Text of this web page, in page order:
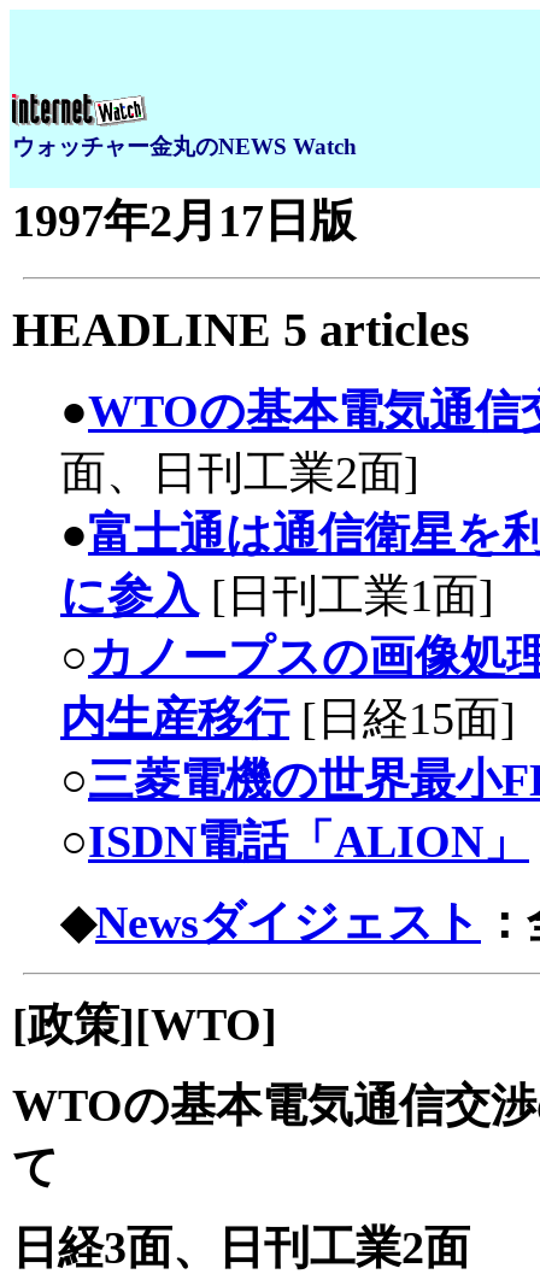
ウォッチャー金丸のNEWS Watch
1997年2月17日版
HEADLINE 5 articles
●WTOの基本電気通信
面、日刊工業2面]
●富士通は通信衛星を
に参入 [ 日刊工業1面]
○カノープスの画像処
内生産移行 [ 日経15面]
○三菱電機の世界最小
○ISDN電話「ALION」
◆Newsダイジェスト
[政策][WTO]
WTOの基本電気通信交
て
日経3面、日刊工業2面